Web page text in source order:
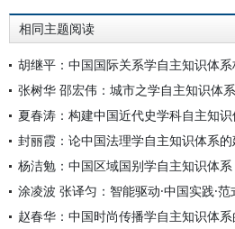
相同主题阅读
胡继平：中国国际关系学自主知识体
张树华 邵宏伟：城市之学自主知识体
夏春涛：构建中国近代史学科自主知
封丽霞：论中国法理学自主知识体系的
杨洁勉：中国区域国别学自主知识体
赵春华：中国时尚传播学自主知识体